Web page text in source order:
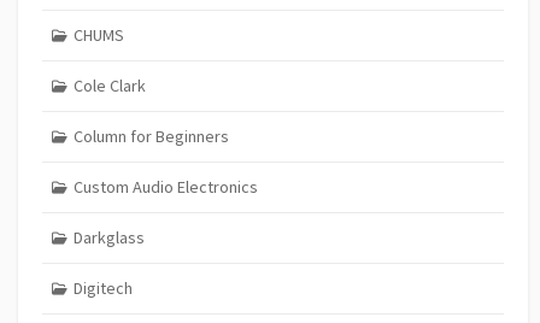
CHUMS
Cole Clark
Column for Beginners
Custom Audio Electronics
Darkglass
Digitech